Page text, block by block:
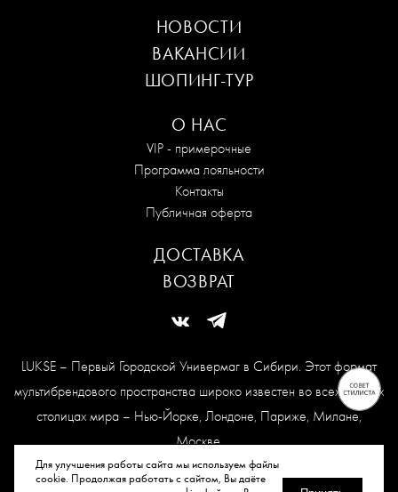
Для улучшения работы сайта мы используем файлы
cookie. Продолжая работать с сайтом, Вы даёте
LUKSE – Первый Городской Универмаг в Сибири. Этот формат
мультибрендового пространства широко известен во всех модных
столицах мира – Нью-Йорке, Лондоне, Париже, Милане,
Москве.
Карта сайта
О НАС
VIP - примерочные
Программа лояльности
Контакты
Публичная оферта
НОВОСТИ
ВАКАНСИИ
ШОПИНГ-ТУР
ДОСТАВКА
ВОЗВРАТ